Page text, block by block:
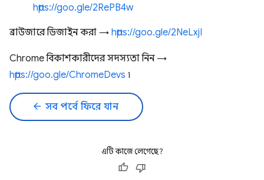
https://goo.gle/2RePB4w
ব্রাউজারে ডিজাইন করা → https://goo.gle/2NeLxjI
Chrome বিকাশকারীদের সদস্যতা নিন →
https://goo.gle/ChromeDevs ৷
arrow_back সব পর্বে ফিরে যান
এটি কাজে লেগেছে?